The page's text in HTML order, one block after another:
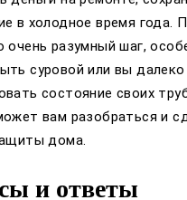
в холодное время года.
разумный шаг,
суровой или вы
состояние своих
вам разобраться и
дома.
и ответы